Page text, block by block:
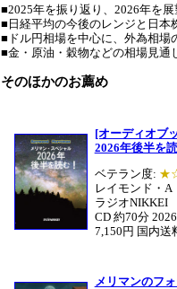
■2025年を振り返り、2026年を展
■日経平均の今後のレンジと日本
■ドル円相場を中心に、外為相場
■金・原油・穀物などの相場見通
そのほかのお薦め
[オーディオブ
2026年後半を
ベテラン度:
レイモンド・A
ラジオNIKKEI
CD 約70分
7,150円 国内送
メリマンのフ